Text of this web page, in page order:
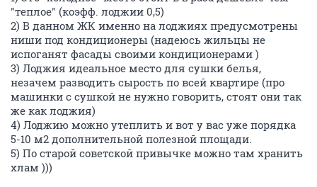
"теплое" (коэфф. лоджии 0,5)
2) В данном ЖК именно на лоджиях предусмотрены
ниши под кондиционеры (надеюсь жильцы не
испоганят фасады своими кондиционерами )
3) Лоджия идеальное место для сушки белья,
незачем разводить сырость по всей квартире (про
машинки с сушкой не нужно говорить, стоят они так
же как лоджия)
4) Лоджию можно утеплить и вот у вас уже порядка
5-10 м2 дополнительной полезной площади.
5) По старой советской привычке можно там хранить
хлам )))